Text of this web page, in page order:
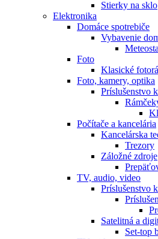
Stierky na sklo
Elektronika
Domáce spotrebiče
Vybavenie
Foto
Klasické
Foto, kamery, optika
Príslušenstvo
Počítače a kancelária
Kancelárska
Trezory
Záložné zdroje
TV, audio, video
Príslušenstvo
Satelitná a
Set-top